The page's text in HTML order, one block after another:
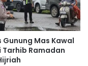
Gunung Mas Kawal
Tarhib Ramadan